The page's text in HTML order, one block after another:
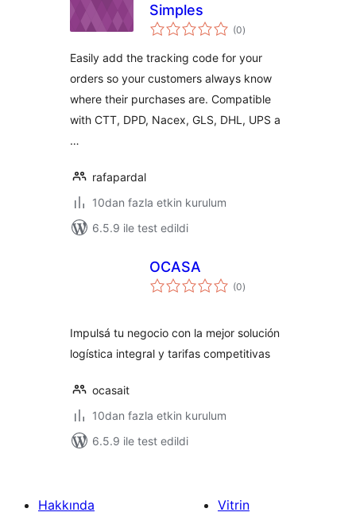
Simples
(0toplam
puan
)
Easily add the tracking code for your
orders so your customers always know
where their purchases are. Compatible
with CTT, DPD, Nacex, GLS, DHL, UPS a
…
rafapardal
10dan fazla etkin kurulum
6.5.9 ile test edildi
OCASA
(0toplam
puan
)
Impulsá tu negocio con la mejor solución
logística integral y tarifas competitivas
ocasait
10dan fazla etkin kurulum
6.5.9 ile test edildi
Hakkında
Vitrin